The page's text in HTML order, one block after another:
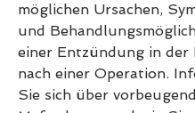
möglichen Ursachen,
und
einer Entzündung in der
nach einer Operation.
Sie sich über